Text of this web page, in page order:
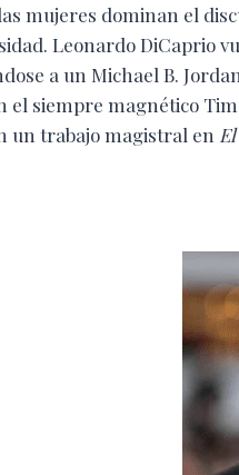
mujeres dominan el
Leonardo DiCaprio
a un Michael B.
el siempre magnético
un trabajo magistral en